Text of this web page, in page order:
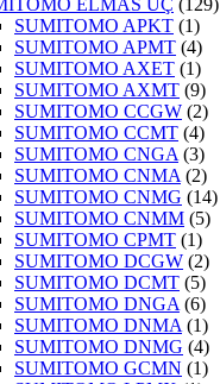
ELMAS UÇ (129)
SUMITOMO APKT (1)
SUMITOMO APMT (4)
SUMITOMO AXET (1)
SUMITOMO AXMT (9)
SUMITOMO CCGW (2)
SUMITOMO CCMT (4)
SUMITOMO CNGA (3)
SUMITOMO CNMA (2)
SUMITOMO CNMG (14)
SUMITOMO CNMM (5)
SUMITOMO CPMT (1)
SUMITOMO DCGW (2)
SUMITOMO DCMT (5)
SUMITOMO DNGA (6)
SUMITOMO DNMA (1)
SUMITOMO DNMG (4)
SUMITOMO GCMN (1)